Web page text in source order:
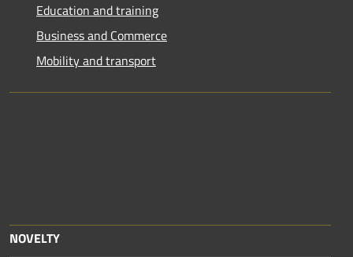
Education and training
Business and Commerce
Mobility and transport
NOVELTY